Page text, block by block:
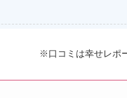
※口コミは幸せレポ